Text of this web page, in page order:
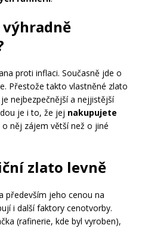
proti inflaci. Současně jde o
Přestože takto vlastněné zlato
nejbezpečnější a nejjistější
je i to, že jej nakupujete
něj zájem větší než o jiné
zlato levně
především jeho cenou na
i další faktory cenotvorby.
(rafinerie, kde byl vyroben),